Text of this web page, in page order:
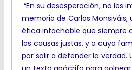
“En su desesperación, no les
memoria de Carlos
ética intachable que siempre
las causas justas, y a cuya
por salir a defender la verdad.